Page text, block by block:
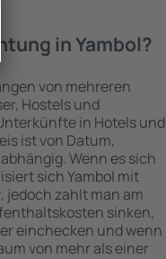
in Yambol?
von mehreren
Hostels und
in Hotels und
ist von Datum,
Wenn es sich
sich Yambol mit
jedoch zahlt man am
sinken,
einchecken und wenn
von mehr als einer